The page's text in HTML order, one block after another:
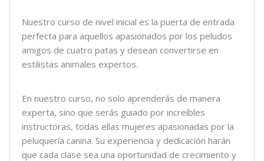
Nuestro curso de nivel inicial es la puerta de entrada
perfecta para aquellos apasionados por los peludos
amigos de cuatro patas y desean convertirse en
estilistas animales expertos.
En nuestro curso, no solo aprenderás de manera
experta, sino que serás guiado por increíbles
instructoras, todas ellas mujeres apasionadas por la
peluquería canina. Su experiencia y dedicación harán
que cada clase sea una oportunidad de crecimiento y